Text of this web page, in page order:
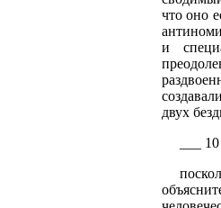
что оно
и
двух
___ 10